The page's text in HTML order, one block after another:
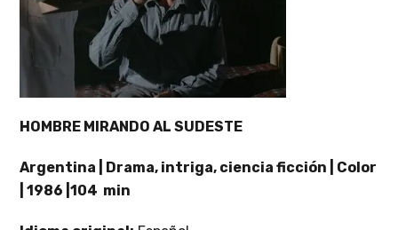
HOMBRE MIRANDO AL SUDESTE
Argentina | Drama, intriga, ciencia ficción | Color
| 1986 |104 min